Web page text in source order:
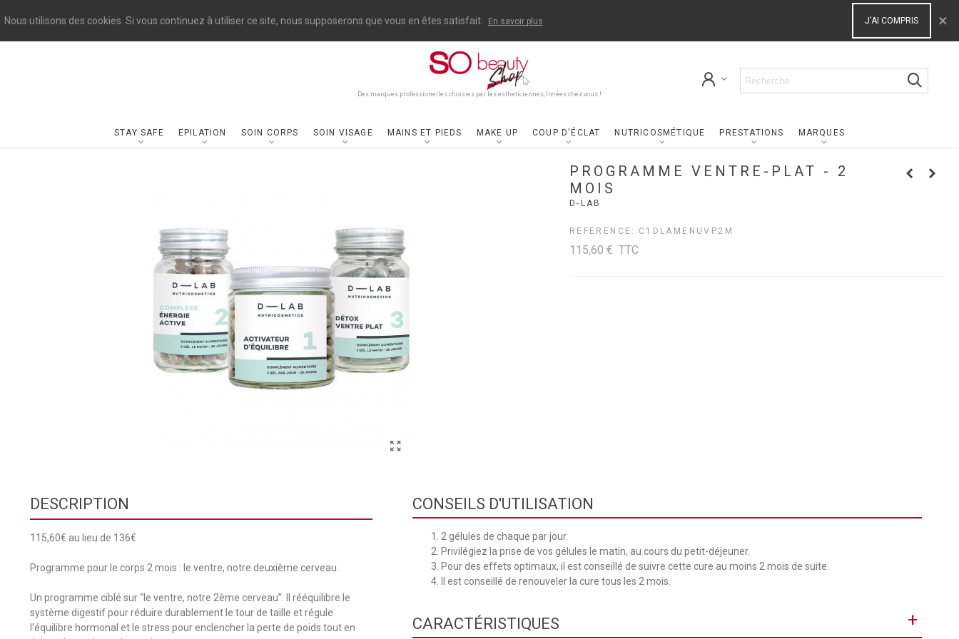
Nous utilisons des cookies. Si vous continuez à utiliser ce site, nous supposerons que vous en êtes satisfait. En savoir plus J'AI COMPRIS ×
Des marques professionelles choisies par les estheticiennes, livrées chez vous !
STAY SAFE EPILATION SOIN CORPS SOIN VISAGE MAINS ET PIEDS MAKE UP COUP D'ÉCLAT NUTRICOSMÉTIQUE PRESTATIONS MARQUES
PROGRAMME VENTRE-PLAT - 2
MOIS
D-LAB
REFERENCE: C1DLAMENUVP2M
115,60 € TTC
DESCRIPTION
115,60€ au lieu de 136€
Programme pour le corps 2 mois : le ventre, notre deuxième cerveau.
Un programme ciblé sur “le ventre, notre 2ème cerveau”. Il rééquilibre le
système digestif pour réduire durablement le tour de taille et régule
l'équilibre hormonal et le stress pour enclencher la perte de poids tout en
CONSEILS D'UTILISATION
2 gélules de chaque par jour.
Privilégiez la prise de vos gélules le matin, au cours du petit-déjeuner.
Pour des effets optimaux, il est conseillé de suivre cette cure au moins 2 mois de suite.
Il est conseillé de renouveler la cure tous les 2 mois.
CARACTÉRISTIQUES +